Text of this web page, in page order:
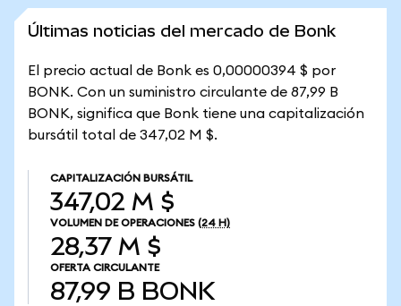
Últimas noticias del mercado de Bonk
El precio actual de Bonk es 0,00000394 $ por
BONK. Con un suministro circulante de 87,99 B
BONK, significa que Bonk tiene una capitalización
bursátil total de 347,02 M $.
CAPITALIZACIÓN BURSÁTIL
347,02 M $
VOLUMEN DE OPERACIONES (24 H)
28,37 M $
OFERTA CIRCULANTE
87,99 B BONK